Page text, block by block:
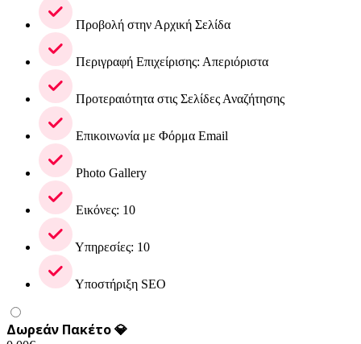
Προβολή στην Αρχική Σελίδα
Περιγραφή Επιχείρισης: Απεριόριστα
Προτεραιότητα στις Σελίδες Αναζήτησης
Επικοινωνία με Φόρμα Email
Photo Gallery
Εικόνες: 10
Υπηρεσίες: 10
Υποστήριξη SEO
Δωρεάν Πακέτο 💎